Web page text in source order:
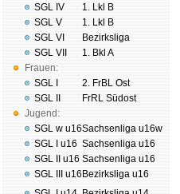
SGL IV
SGL V
SGL VI
SGL VII
Frauen:
SGL I
SGL II
Jugend:
SGL w u16
SGL I u16
SGL II u16
SGL III u16
1. Lkl B
1. Lkl B
Bezirksliga
1. Bkl A
2. FrBL Ost
FrRL Südost
Sachsenliga u16w
Sachsenliga u16
Sachsenliga u16
Bezirksliga u16